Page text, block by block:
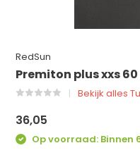
RedSun
Premiton plus xxs
Bekijk alles
36,05
Op voorraad: Binnen